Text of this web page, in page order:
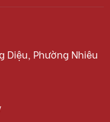
Diệu, Phường Nhiêu